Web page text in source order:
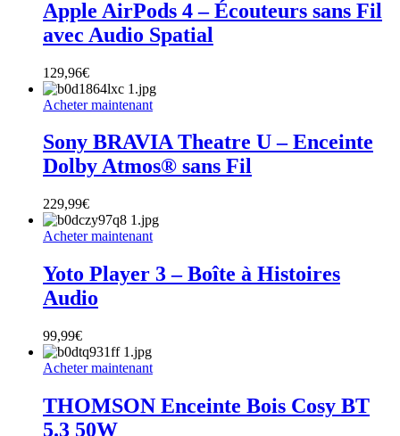
Apple AirPods 4 – Écouteurs sans Fil
avec Audio Spatial
129,96€
Acheter maintenant
Sony BRAVIA Theatre U – Enceinte
Dolby Atmos® sans Fil
229,99€
Acheter maintenant
Yoto Player 3 – Boîte à Histoires
Audio
99,99€
Acheter maintenant
THOMSON Enceinte Bois Cosy BT
5.3 50W